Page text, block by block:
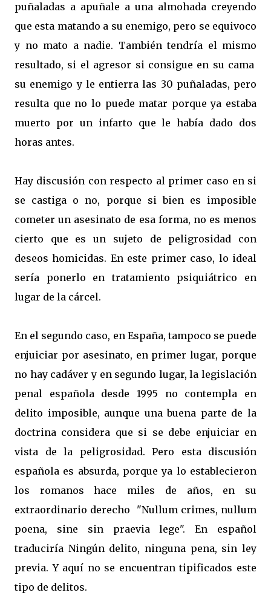
puñaladas a apuñale a una almohada creyendo
que esta matando a su enemigo, pero se equivoco
y no mato a nadie. También tendría el mismo
resultado, si el agresor si consigue en su cama
su enemigo y le entierra las 30 puñaladas, pero
resulta que no lo puede matar porque ya estaba
muerto por un infarto que le había dado dos
horas antes.
Hay discusión con respecto al primer caso en si
se castiga o no, porque si bien es imposible
cometer un asesinato de esa forma, no es menos
cierto que es un sujeto de peligrosidad con
deseos homicidas. En este primer caso, lo ideal
sería ponerlo en tratamiento psiquiátrico en
lugar de la cárcel.
En el segundo caso, en España, tampoco se puede
enjuiciar por asesinato, en primer lugar, porque
no hay cadáver y en segundo lugar, la legislación
penal española desde 1995 no contempla en
delito imposible, aunque una buena parte de la
doctrina considera que si se debe enjuiciar en
vista de la peligrosidad. Pero esta discusión
española es absurda, porque ya lo establecieron
los romanos hace miles de años, en su
extraordinario derecho "Nullum crimes, nullum
poena, sine sin praevia lege". En español
traduciría Ningún delito, ninguna pena, sin ley
previa. Y aquí no se encuentran tipificados este
tipo de delitos.